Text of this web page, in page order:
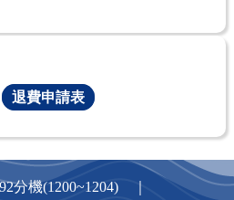
退費申請表
分機(1200~1204) ｜